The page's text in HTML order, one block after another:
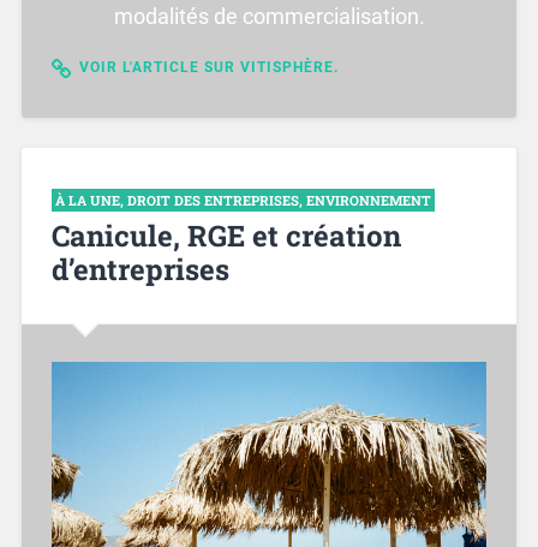
modalités de commercialisation.
VOIR L'ARTICLE SUR VITISPHÈRE.
À LA UNE, DROIT DES ENTREPRISES, ENVIRONNEMENT
Canicule, RGE et création
d’entreprises